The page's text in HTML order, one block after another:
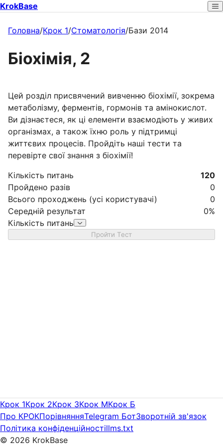
KrokBase
Головна/Крок 1/Стоматологія/Бази 2014
Біохімія, 2
Цей розділ присвячений вивченню біохімії, зокрема
метаболізму, ферментів, гормонів та амінокислот.
Ви дізнаєтеся, як ці елементи взаємодіють у живих
організмах, а також їхню роль у підтримці
життєвих процесів. Пройдіть наші тести та
перевірте свої знання з біохімії!
Кількість питань
120
Пройдено разів
0
Всього проходжень (усі користувачі)
0
Середній результат
0%
Кількість питань
Пройти Тест
Крок 1Крок 2Крок 3Крок MКрок Б
Про КРОКПорівнянняTelegram БотЗворотній зв'язок
Політика конфіденційностіllms.txt
© 2026 KrokBase